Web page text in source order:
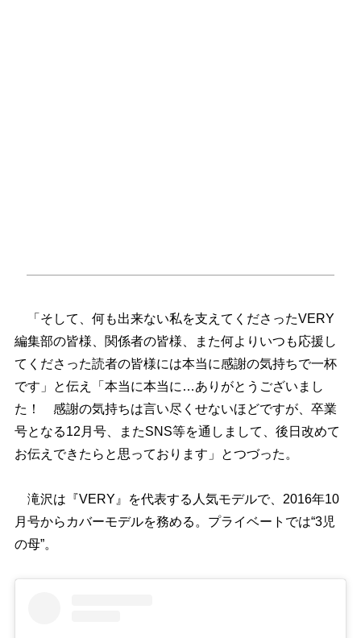
「そして、何も出来ない私を支えてくださったVERY
編集部の皆様、関係者の皆様、また何よりいつも応援し
てくださった読者の皆様には本当に感謝の気持ちで一杯
です」と伝え「本当に本当に…ありがとうございまし
た！ 感謝の気持ちは言い尽くせないほどですが、卒業
号となる12月号、またSNS等を通しまして、後日改めて
お伝えできたらと思っております」とつづった。
滝沢は『VERY』を代表する人気モデルで、2016年10
月号からカバーモデルを務める。プライベートでは“3児
の母”。